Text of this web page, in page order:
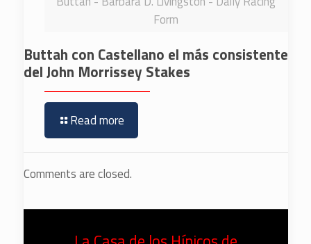
Form
Buttah con Castellano el más consistente
del John Morrissey Stakes
Read more
Comments are closed.